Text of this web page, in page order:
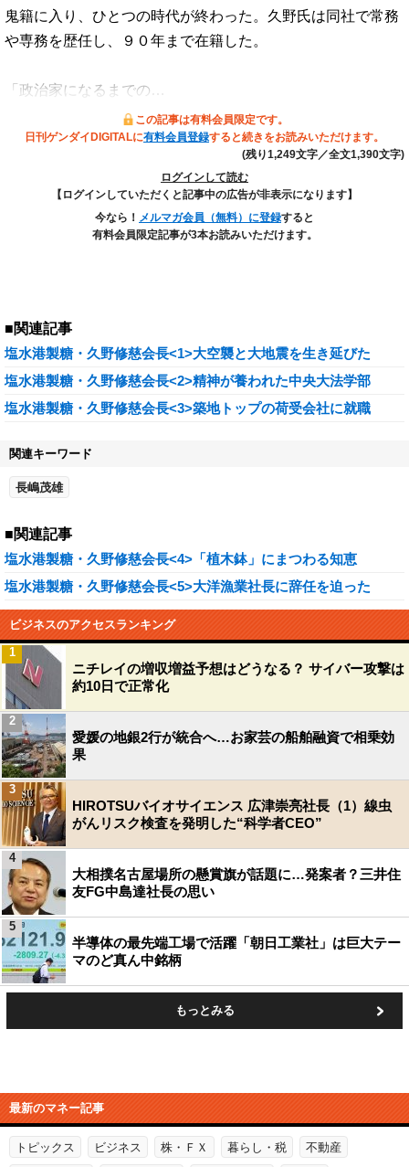
鬼籍に入り、ひとつの時代が終わった。久野氏は同社で常務
や専務を歴任し、９０年まで在籍した。
「政治家になるまでの…
この記事は有料会員限定です。
日刊ゲンダイDIGITALに有料会員登録すると続きをお読みいただけます。
(残り1,249文字／全文1,390文字)
ログインして読む
【ログインしていただくと記事中の広告が非表示になります】
今なら！ メルマガ会員（無料）に登録すると
有料会員限定記事が3本お読みいただけます。
■関連記事
塩水港製糖・久野修慈会長<1>大空襲と大地震を生き延びた
塩水港製糖・久野修慈会長<2>精神が養われた中央大法学部
塩水港製糖・久野修慈会長<3>築地トップの荷受会社に就職
関連キーワード
長嶋茂雄
■関連記事
塩水港製糖・久野修慈会長<4>「植木鉢」にまつわる知恵
塩水港製糖・久野修慈会長<5>大洋漁業社長に辞任を迫った
ビジネスのアクセスランキング
ニチレイの増収増益予想はどうなる？ サイバー攻撃は
約10日で正常化
1
愛媛の地銀2行が統合へ…お家芸の船舶融資で相乗効
果
2
HIROTSUバイオサイエンス 広津崇亮社長（1）線虫
がんリスク検査を発明した“科学者CEO”
3
大相撲名古屋場所の懸賞旗が話題に…発案者？三井住
友FG中島達社長の思い
4
半導体の最先端工場で活躍「朝日工業社」は巨大テー
マのど真ん中銘柄
5
もっとみる
最新のマネー記事
トピックス ビジネス 株・ＦＸ 暮らし・税 不動産